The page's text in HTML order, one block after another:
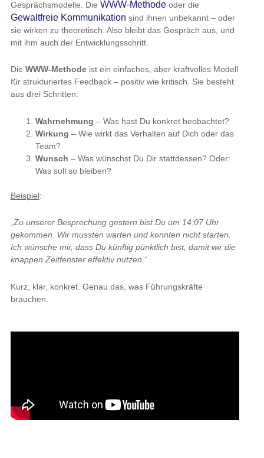
Gesprächsmodelle. Die WWW-Methodeoder die
Gewaltfreie Kommunikation sind ihnen unbekannt – oder
sie wirken zu theoretisch. Also bleibt das Gespräch aus, und
mit ihm auch der Entwicklungsschritt.
Die WWW-Methodeist ein einfaches, aber kraftvolles Modell
für strukturiertes Feedback – positiv wie kritisch. Sie besteht
aus drei Schritten:
Wahrnehmung – Was hast Du konkret beobachtet?
Wirkung – Wie wirkt das Verhalten auf Dich oder das
Team?
Wunsch – Was wünschst Du Dir stattdessen? Oder:
Was soll so bleiben?
Beispiel:
„Zu unserer Besprechung gestern bist Du um 14:07 Uhr
gekommen. Wir mussten warten und konnten nicht starten.
Ich wünsche mir, dass Du künftig pünktlich bist, damit wir die
knappen Zeitfenster effektiv nutzen.“
Kurz, klar, konkret. Genau das, was Führungskräfte
brauchen.